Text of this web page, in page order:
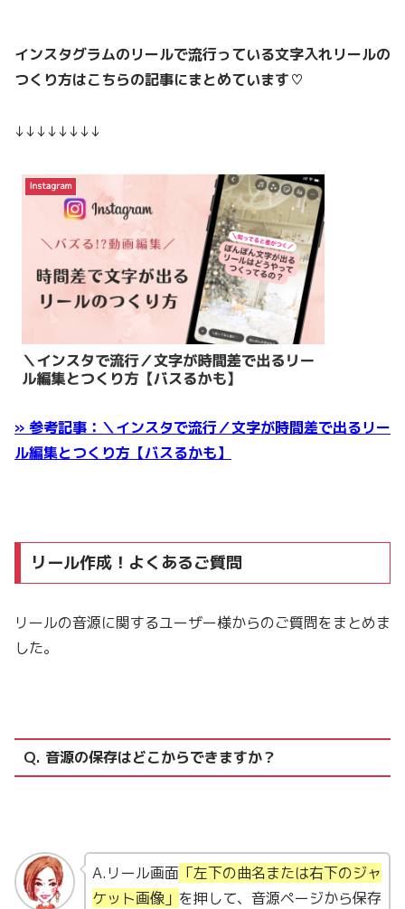
インスタグラムのリールで流行っている文字入れリールの
つくり方はこちらの記事にまとめています♡
↓↓↓↓↓↓↓↓
» 参考記事：＼インスタで流行／文字が時間差で出るリー
ル編集とつくり方【バスるかも】
リール作成！よくあるご質問
リールの音源に関するユーザー様からのご質問をまとめま
した。
Q. 音源の保存はどこからできますか？
A.リール画面 「左下の曲名または右下のジャ
ケット画像」 を押して、音源ページから保存